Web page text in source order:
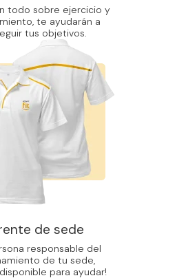
todo sobre ejercicio y
te ayudarán a
tus objetivos.
de sede
responsable del
de tu sede,
para ayudar!